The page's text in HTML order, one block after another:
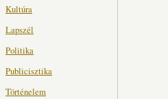
Kultúra
Lapszél
Politika
Publicisztika
Történelem